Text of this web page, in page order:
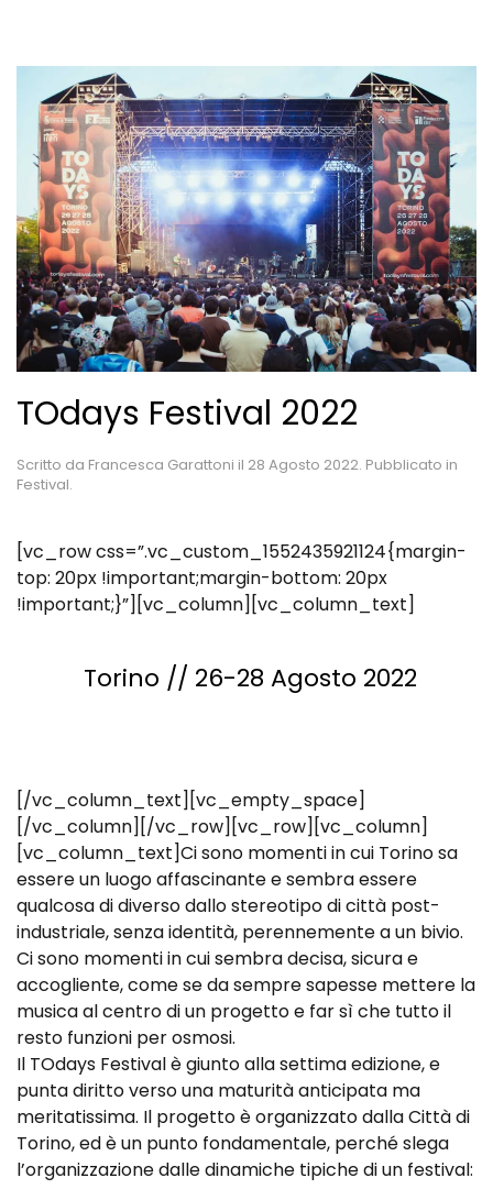
TOdays Festival 2022
Scritto da Francesca Garattoni il 28 Agosto 2022. Pubblicato in
Festival.
[vc_row css=”.vc_custom_1552435921124{margin-
top: 20px !important;margin-bottom: 20px
!important;}”][vc_column][vc_column_text]
Torino // 26-28 Agosto 2022
[/vc_column_text][vc_empty_space]
[/vc_column][/vc_row][vc_row][vc_column]
[vc_column_text]Ci sono momenti in cui Torino sa
essere un luogo affascinante e sembra essere
qualcosa di diverso dallo stereotipo di città post-
industriale, senza identità, perennemente a un bivio.
Ci sono momenti in cui sembra decisa, sicura e
accogliente, come se da sempre sapesse mettere la
musica al centro di un progetto e far sì che tutto il
resto funzioni per osmosi.
Il TOdays Festival è giunto alla settima edizione, e
punta diritto verso una maturità anticipata ma
meritatissima. Il progetto è organizzato dalla Città di
Torino, ed è un punto fondamentale, perché slega
l’organizzazione dalle dinamiche tipiche di un festival: